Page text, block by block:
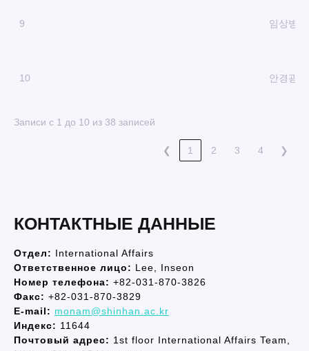
9 임상병
10 안경광
Записи с 1 до 10 из 38 записей
❮ 1 2 3 4 ❯
КОНТАКТНЫЕ ДАННЫЕ
Отдел: International Affairs
Ответственное лицо: Lee, Inseon
Номер телефона: +82-031-870-3826
Факс: +82-031-870-3829
E-mail: monam@shinhan.ac.kr
Индекс: 11644
Почтовый адрес: 1st floor International Affairs Team,